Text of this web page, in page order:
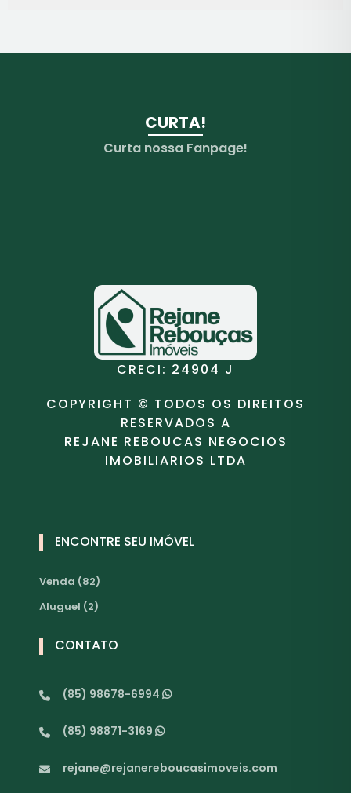
CURTA!
Curta nossa Fanpage!
CRECI: 24904 J
COPYRIGHT © TODOS OS DIREITOS
RESERVADOS A
REJANE REBOUCAS NEGOCIOS
IMOBILIARIOS LTDA
ENCONTRE SEU IMÓVEL
Venda (82)
Aluguel (2)
CONTATO
(85) 98678-6994
(85) 98871-3169
rejane@rejanereboucasimoveis.com